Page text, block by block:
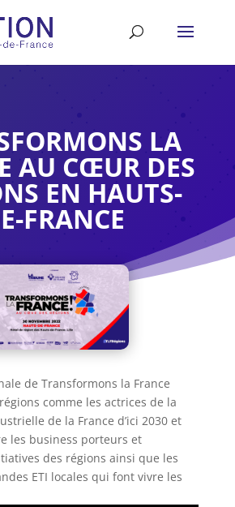
LA
AU CŒUR DES
EN HAUTS-
FRANCE
de Transformons la France
comme les actrices de la
de la France d’ici 2030 et
les business porteurs et
des régions ainsi que les
ETI locales qui font vivre les